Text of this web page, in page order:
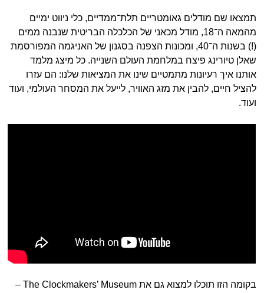
תמצאו שם מודלים גאומטריים תלת־ממדיים, כלי ניווט ימיים
מהמאה ה־18, מודל מכאני של הכלכלה הבריטית שנבנה ממים
(!) בשנות ה־40, ומכונות הצפנה בסגנון של האניגמה המפורסמת
שאלן טיורינג פיצח במלחמת העולם השנייה. כל מיצג מלמד
אותנו איך רעיונות מתמטיים שינו את המציאות שלנו: הם עזרו
להציל חיים, להבין את מזג האוויר, לייעל את המסחר העולמי, ועוד
ועוד.
בקומה הזו תוכלו למצוא גם את The Clockmakers’ Museum –